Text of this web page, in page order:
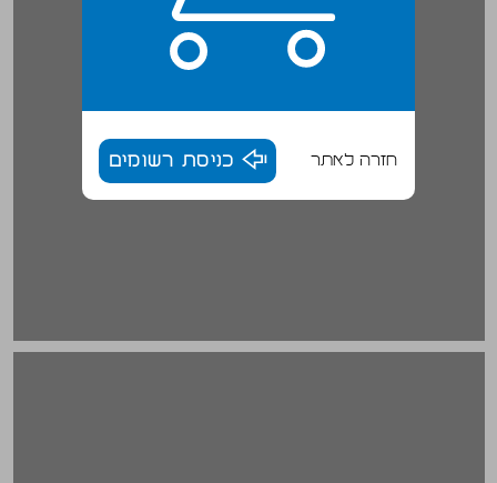
חזרה לאתר כניסת רשומים